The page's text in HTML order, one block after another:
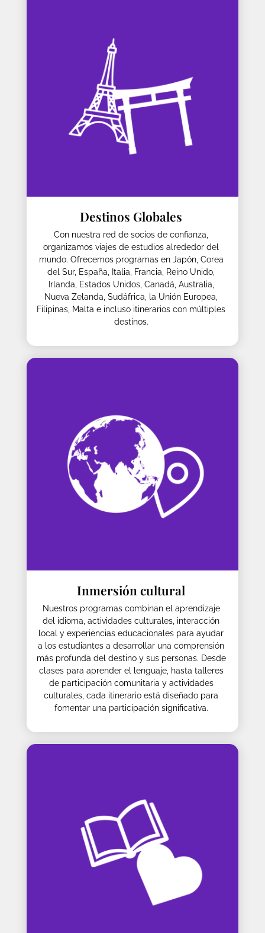
Destinos Globales
Con nuestra red de socios de confianza,
organizamos viajes de estudios alrededor del
mundo. Ofrecemos programas en Japón, Corea
del Sur, España, Italia, Francia, Reino Unido,
Irlanda, Estados Unidos, Canadá, Australia,
Nueva Zelanda, Sudáfrica, la Unión Europea,
Filipinas, Malta e incluso itinerarios con múltiples
destinos.
Inmersión cultural
Nuestros programas combinan el aprendizaje
del idioma, actividades culturales, interacción
local y experiencias educacionales para ayudar
a los estudiantes a desarrollar una comprensión
más profunda del destino y sus personas. Desde
clases para aprender el lenguaje, hasta talleres
de participación comunitaria y actividades
culturales, cada itinerario está diseñado para
fomentar una participación significativa.